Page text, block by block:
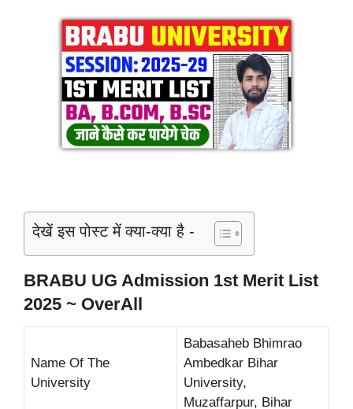
देखें इस पोस्ट में क्या-क्या है -
BRABU UG Admission 1st Merit List
2025 ~ OverAll
Name Of The
University
Babasaheb Bhimrao
Ambedkar Bihar
University,
Muzaffarpur, Bihar